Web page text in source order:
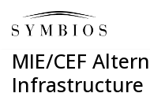
to
content
MIE/CEF
Infrastructure